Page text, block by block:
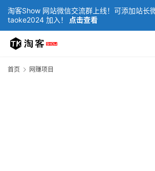
淘客Show 网站微信交流群上线！可添加站长微
taoke2024 加入！
点击查看
首页 网赚项目